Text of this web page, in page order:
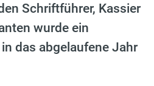
Schriftführer, Kassier
wurde ein
das abgelaufene Jahr